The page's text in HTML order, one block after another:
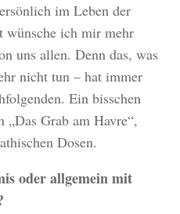
im Leben der
wünsche ich mir mehr
uns allen. Denn das, was
nicht tun – hat immer
Ein bisschen
„Das Grab am Havre“,
Dosen.
oder allgemein mit